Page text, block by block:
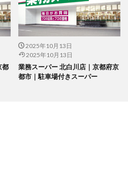
都
2025年10月13日
2025年10月13日
業務スーパー 北白川店｜京都府京
都市｜駐車場付きスーパー